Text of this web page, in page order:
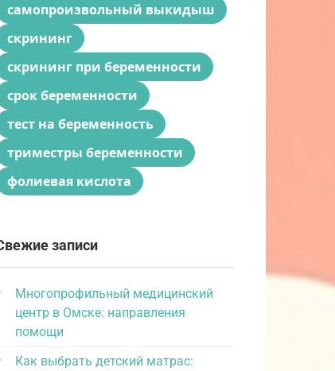
самопроизвольный выкидыш
скрининг
скрининг при беременности
срок беременности
тест на беременность
триместры беременности
фолиевая кислота
записи
Многопрофильный медицинский
центр в Омске: направления
помощи
Как выбрать детский матрас: